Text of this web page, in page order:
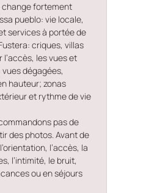
change fortement
pueblo: vie locale,
services à portée de
criques, villas
les vues et
vues dégagées,
hauteur; zonas
et rythme de vie
pas de
des photos. Avant de
l’accès, la
l’intimité, le bruit,
ou en séjours